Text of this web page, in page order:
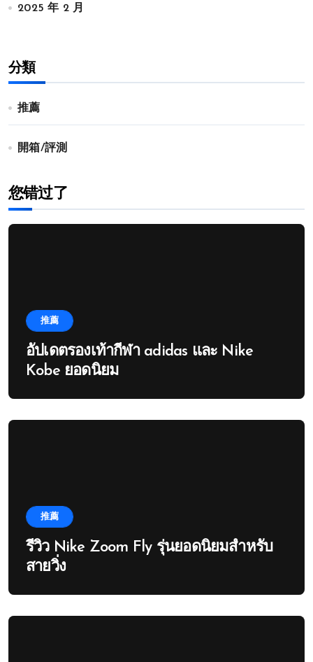
2025 年 2 月
分類
推薦
開箱/評測
您错过了
推薦
อัปเดตรองเท้ากีฬา adidas และ Nike
Kobe ยอดนิยม
推薦
รีวิว Nike Zoom Fly รุ่นยอดนิยมสำหรับ
สายวิ่ง